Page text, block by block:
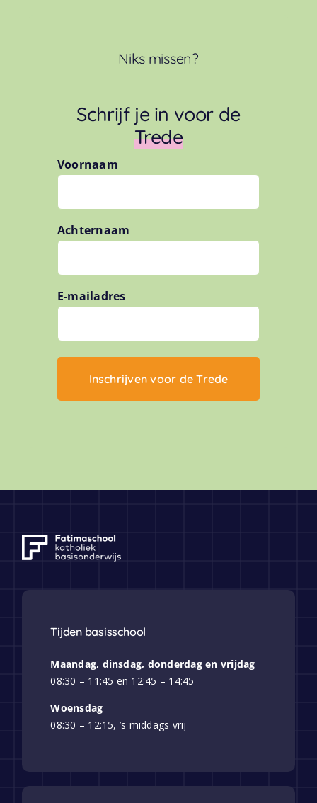
Niks missen?
Schrijf je in voor de
Trede
Voornaam
Achternaam
E-mailadres
Tijden basisschool
Maandag, dinsdag, donderdag en vrijdag
08:30 – 11:45 en 12:45 – 14:45
Woensdag
08:30 – 12:15, ’s middags vrij